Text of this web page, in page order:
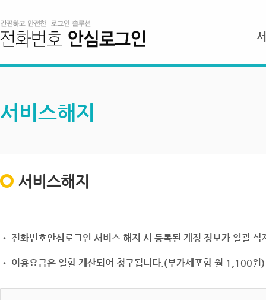
서비스해지
서비스해지
• 전화번호안심로그인 서비스 해지 시 등록된 계정 정보가 일괄
• 이용요금은 일할 계산되어 청구됩니다.(부가세포함 월 1,100원)